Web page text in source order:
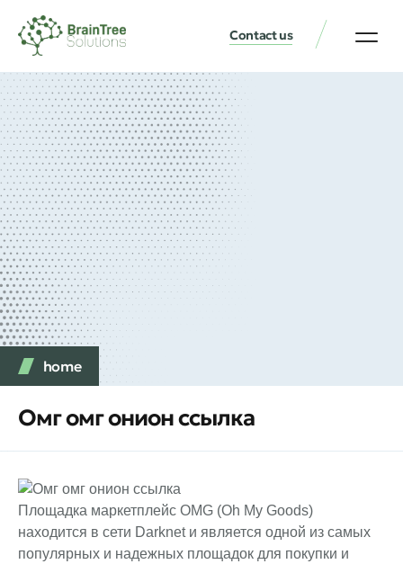
Contact us
home
Омг омг онион ссылка
Площадка маркетплейс OMG (Oh My Goods)
находится в сети Darknet и является одной из самых
популярных и надежных площадок для покупки и